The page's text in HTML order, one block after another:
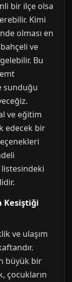
bir ilçe olsa
Kimi
olması en
ve
Bu
sunduğu
ve eğitim
edecek bir
listesindeki
Kesiştiği
ve ulaşım
büyük bir
çocukların